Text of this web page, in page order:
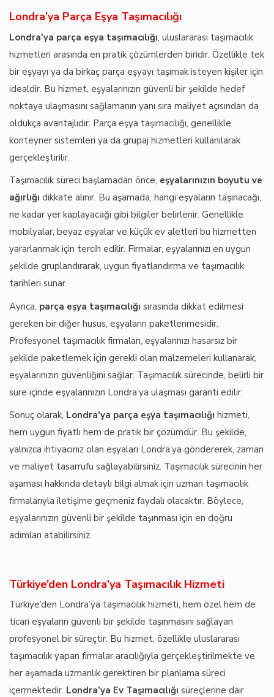
Londra’ya Parça Eşya Taşımacılığı
Londra’ya parça eşya taşımacılığı, uluslararası taşımacılık
hizmetleri arasında en pratik çözümlerden biridir. Özellikle tek
bir eşyayı ya da birkaç parça eşyayı taşımak isteyen kişiler için
idealdir. Bu hizmet, eşyalarınızın güvenli bir şekilde hedef
noktaya ulaşmasını sağlamanın yanı sıra maliyet açısından da
oldukça avantajlıdır. Parça eşya taşımacılığı, genellikle
konteyner sistemleri ya da grupaj hizmetleri kullanılarak
gerçekleştirilir.
Taşımacılık süreci başlamadan önce, eşyalarınızın boyutu ve
ağırlığı dikkate alınır. Bu aşamada, hangi eşyaların taşınacağı,
ne kadar yer kaplayacağı gibi bilgiler belirlenir. Genellikle
mobilyalar, beyaz eşyalar ve küçük ev aletleri bu hizmetten
yararlanmak için tercih edilir. Firmalar, eşyalarınızı en uygun
şekilde gruplandırarak, uygun fiyatlandırma ve taşımacılık
tarihleri sunar.
Ayrıca, parça eşya taşımacılığı sırasında dikkat edilmesi
gereken bir diğer husus, eşyaların paketlenmesidir.
Profesyonel taşımacılık firmaları, eşyalarınızı hasarsız bir
şekilde paketlemek için gerekli olan malzemeleri kullanarak,
eşyalarınızın güvenliğini sağlar. Taşımacılık sürecinde, belirli bir
süre içinde eşyalarınızın Londra’ya ulaşması garanti edilir.
Sonuç olarak, Londra’ya parça eşya taşımacılığı hizmeti,
hem uygun fiyatlı hem de pratik bir çözümdür. Bu şekilde,
yalnızca ihtiyacınız olan eşyaları Londra’ya göndererek, zaman
ve maliyet tasarrufu sağlayabilirsiniz. Taşımacılık sürecinin her
aşaması hakkında detaylı bilgi almak için uzman taşımacılık
firmalarıyla iletişime geçmeniz faydalı olacaktır. Böylece,
eşyalarınızın güvenli bir şekilde taşınması için en doğru
adımları atabilirsiniz.
Türkiye’den Londra’ya Taşımacılık Hizmeti
Türkiye’den Londra’ya taşımacılık hizmeti, hem özel hem de
ticari eşyaların güvenli bir şekilde taşınmasını sağlayan
profesyonel bir süreçtir. Bu hizmet, özellikle uluslararası
taşımacılık yapan firmalar aracılığıyla gerçekleştirilmekte ve
her aşamada uzmanlık gerektiren bir planlama süreci
içermektedir. Londra’ya Ev Taşımacılığı süreçlerine dair